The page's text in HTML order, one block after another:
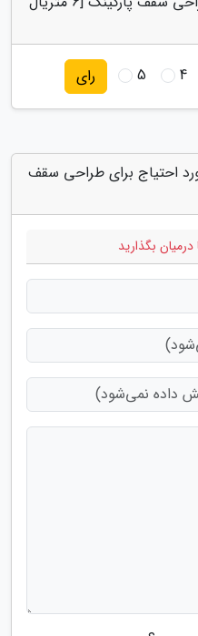
4
5 رای
احتیاج برای طراحی سقف
بگذارید